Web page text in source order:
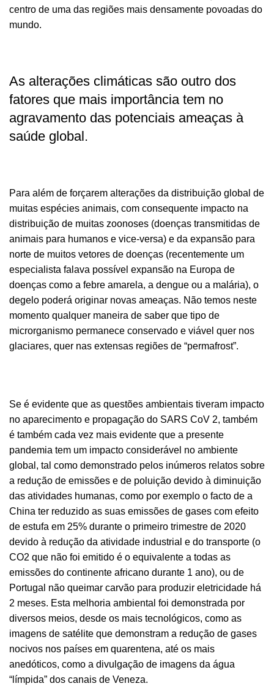
centro de uma das regiões mais densamente povoadas do
mundo.
As alterações climáticas são outro dos
fatores que mais importância tem no
agravamento das potenciais ameaças à
saúde global.
Para além de forçarem alterações da distribuição global de
muitas espécies animais, com consequente impacto na
distribuição de muitas zoonoses (doenças transmitidas de
animais para humanos e vice-versa) e da expansão para
norte de muitos vetores de doenças (recentemente um
especialista falava possível expansão na Europa de
doenças como a febre amarela, a dengue ou a malária), o
degelo poderá originar novas ameaças. Não temos neste
momento qualquer maneira de saber que tipo de
microrganismo permanece conservado e viável quer nos
glaciares, quer nas extensas regiões de “permafrost”.
Se é evidente que as questões ambientais tiveram impacto
no aparecimento e propagação do SARS CoV 2, também
é também cada vez mais evidente que a presente
pandemia tem um impacto considerável no ambiente
global, tal como demonstrado pelos inúmeros relatos sobre
a redução de emissões e de poluição devido à diminuição
das atividades humanas, como por exemplo o facto de a
China ter reduzido as suas emissões de gases com efeito
de estufa em 25% durante o primeiro trimestre de 2020
devido à redução da atividade industrial e do transporte (o
CO2 que não foi emitido é o equivalente a todas as
emissões do continente africano durante 1 ano), ou de
Portugal não queimar carvão para produzir eletricidade há
2 meses. Esta melhoria ambiental foi demonstrada por
diversos meios, desde os mais tecnológicos, como as
imagens de satélite que demonstram a redução de gases
nocivos nos países em quarentena, até os mais
anedóticos, como a divulgação de imagens da água
“límpida” dos canais de Veneza.